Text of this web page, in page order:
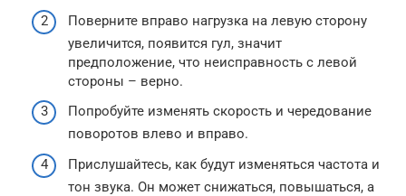
Поверните вправо нагрузка на левую сторону
увеличится, появится гул, значит
предположение, что неисправность с левой
стороны – верно.
Попробуйте изменять скорость и чередование
поворотов влево и вправо.
Прислушайтесь, как будут изменяться частота и
тон звука. Он может снижаться, повышаться, а